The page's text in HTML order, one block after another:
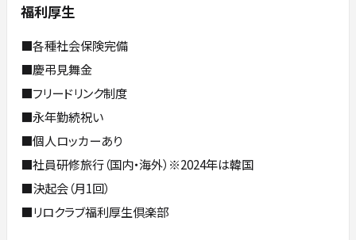
福利厚生
■各種社会保険完備
■慶弔見舞金
■フリードリンク制度
■永年勤続祝い
■個人ロッカーあり
■社員研修旅行（国内・海外）※2024年は韓国
■決起会（月1回）
■リロクラブ福利厚生倶楽部